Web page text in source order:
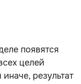
появятся
целей
результат